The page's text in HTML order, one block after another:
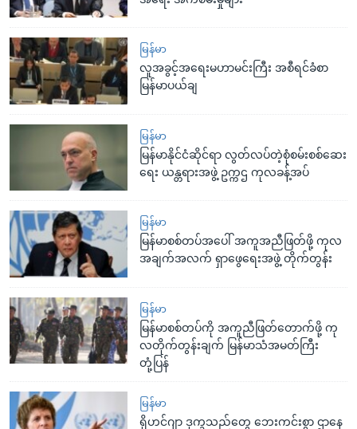
မြန်မာ
လူအခွင့်အရေးမဟာမင်းကြီး အစီရင်ခံစာ
မြန်မာပယ်ချ
မြန်မာ
မြန်မာနိုင်ငံဆိုင်ရာ လွတ်လပ်တဲ့စုံစမ်းစစ်ဆေး
ရေး ယန္တရားအဖွဲ့ ဥက္ကဌ ကုလခန့်အပ်
မြန်မာ
မြန်မာစစ်တပ်အပေါ် အကူအညီဖြတ်ဖို့ ကုလ
အချက်အလက် ရှာဖွေရေးအဖွဲ့ တိုက်တွန်း
မြန်မာ
မြန်မာစစ်တပ်ကို အကူညီဖြတ်တောက်ဖို့ ကု
လတိုက်တွန်းချက် မြန်မာသံအမတ်ကြီး
တုံ့ပြန်
မြန်မာ
ရိုဟင်ဂျာ ဒုက္ခသည်တွေ ဘေးကင်းစွာ ဌာနေ